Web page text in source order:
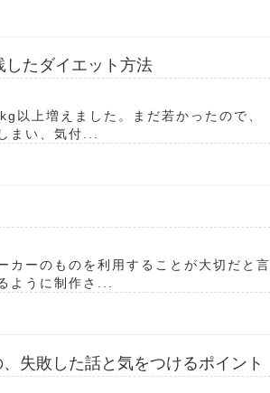
たダイエット方法
以上増えました。まだ若かったので、
まい、気付...
カーのものを利用することが大切だと言
ように制作さ...
失敗した話と気をつけるポイント